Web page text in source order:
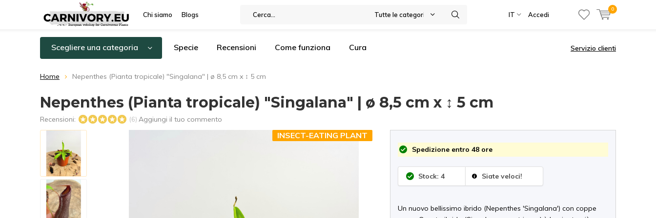
Chi siamo Blogs Tutte le categorie IT Accedi
0
Scegliere una categoria Specie Recensioni Come funziona Cura Servizio clienti
Home Nepenthes (Pianta tropicale) "Singalana" | ø 8,5 cm x ↕ 5 cm
Nepenthes (Pianta tropicale) "Singalana" | ø 8,5 cm x ↕ 5 cm
Recensioni: (6) Aggiungi il tuo commento
INSECT-EATING PLANT
Spedizione entro 48 ore
Stock: 4 Siate veloci!
Un nuovo bellissimo ibrido (Nepenthes 'Singalana') con coppe